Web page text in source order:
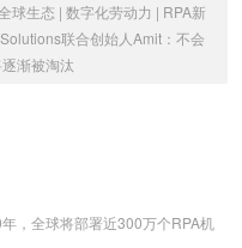
球生态 | 数字化劳动力 | RPA新
联合创始人Amit：不会
渐被淘汰
，全球将部署近300万个RPA机